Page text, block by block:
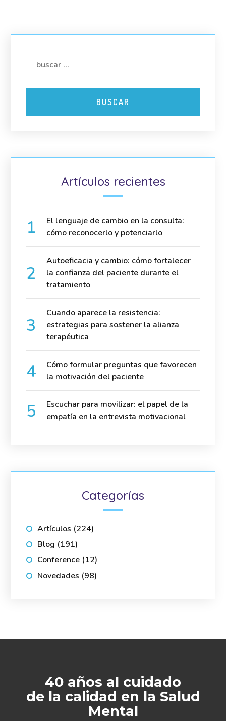
Artículos recientes
El lenguaje de cambio en la consulta:
cómo reconocerlo y potenciarlo
Autoeficacia y cambio: cómo fortalecer
la confianza del paciente durante el
tratamiento
Cuando aparece la resistencia:
estrategias para sostener la alianza
terapéutica
Cómo formular preguntas que favorecen
la motivación del paciente
Escuchar para movilizar: el papel de la
empatía en la entrevista motivacional
Categorías
Artículos (224)
Blog (191)
Conference (12)
Novedades (98)
40 años al cuidado
de la calidad en la Salud
Mental